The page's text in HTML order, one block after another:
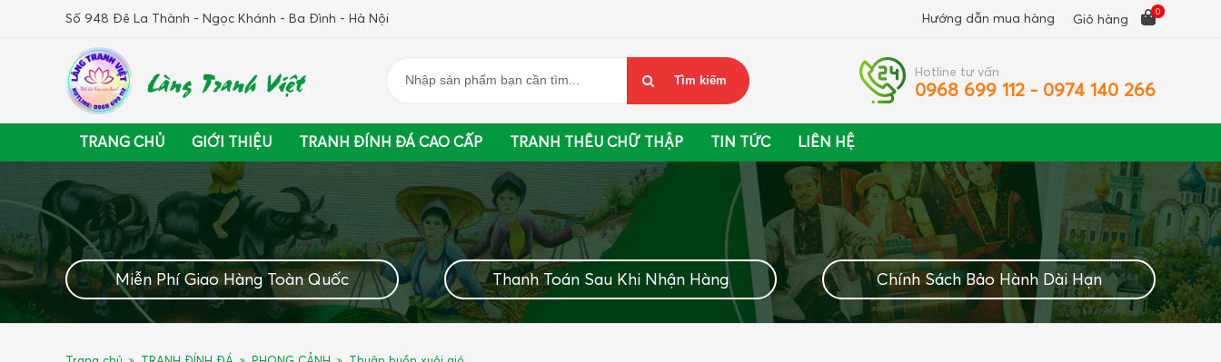
Số 948 Đê La Thành - Ngọc Khánh - Ba Đình - Hà Nội Hướng dẫn mua hàng Giỏ hàng 0
Làng Tranh Việt Hotline tư vấn
0968 699 112 - 0974 140 266
TRANG CHỦ GIỚI THIỆU TRANH ĐÍNH ĐÁ CAO CẤP TRANH THÊU CHỮ THẬP TIN TỨC LIÊN HỆ
Miễn Phí Giao Hàng Toàn Quốc Thanh Toán Sau Khi Nhận Hàng Chính Sách Bảo Hành Dài Hạn